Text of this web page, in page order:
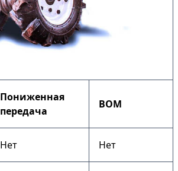
Пониженная
передача
ВОМ
Нет Нет